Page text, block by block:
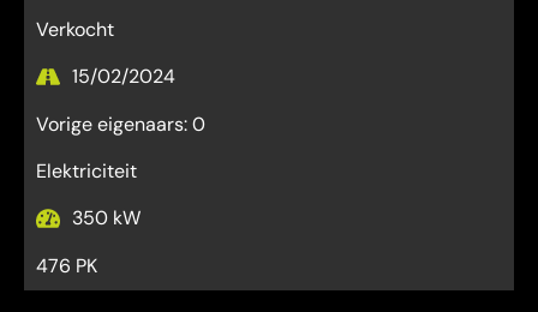
Verkocht
15/02/2024
Vorige eigenaars: 0
Elektriciteit
350 kW
476 PK